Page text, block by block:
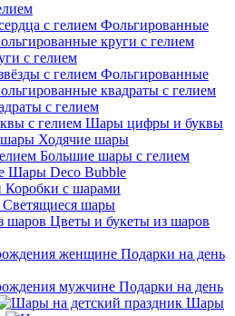
Фольгированные
с гелием
Фольгированные
с гелием
Шары цифры и буквы
Ходячие шары
Большие шары с гелием
Шары Deco Bubble
Коробки с шарами
Светящиеся шары
Цветы и букеты из шаров
Подарки на день
Подарки на день
Шары